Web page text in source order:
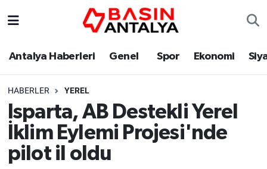
Antalya Haberleri Genel Spor Ekonomi
HABERLER YEREL
Isparta, AB Destekli Yerel
İklim Eylemi Projesi'nde
pilot il oldu